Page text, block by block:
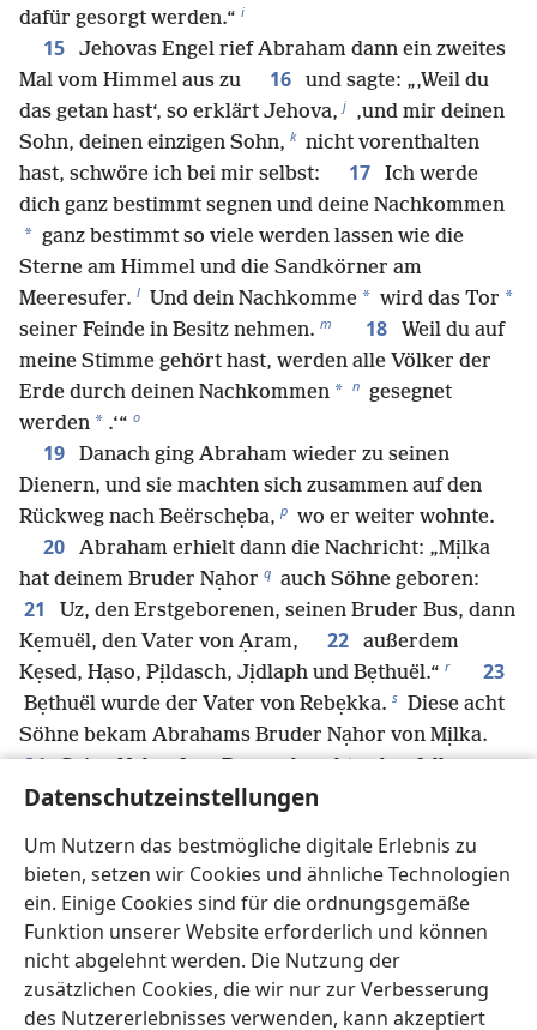
Datenschutzeinstellungen
Um Nutzern das bestmögliche digitale Erlebnis zu
bieten, setzen wir Cookies und ähnliche Technologien
ein. Einige Cookies sind für die ordnungsgemäße
Funktion unserer Website erforderlich und können
nicht abgelehnt werden. Die Nutzung der
zusätzlichen Cookies, die wir nur zur Verbesserung
des Nutzererlebnisses verwenden, kann akzeptiert
dafür gesorgt werden.“ i
15
Jehovas Engel rief Abraham dann ein zweites
Mal vom Himmel aus zu
16
und sagte: „‚Weil du
das getan hast‘, so erklärt Jehova, j ‚und mir deinen
Sohn, deinen einzigen Sohn, k nicht vorenthalten
hast, schwöre ich bei mir selbst:
17
Ich werde
dich ganz bestimmt segnen und deine Nachkommen
* ganz bestimmt so viele werden lassen wie die
Sterne am Himmel und die Sandkörner am
Meeresufer. l Und dein Nachkomme * wird das Tor *
seiner Feinde in Besitz nehmen. m 18
Weil du auf
meine Stimme gehört hast, werden alle Völker der
Erde durch deinen Nachkommen * n gesegnet
werden * .‘“ o
19
Danach ging Abraham wieder zu seinen
Dienern, und sie machten sich zusammen auf den
Rückweg nach Beërschẹba, p wo er weiter wohnte.
20
Abraham erhielt dann die Nachricht: „Mịlka
hat deinem Bruder Nạhor q auch Söhne geboren:
21
Uz, den Erstgeborenen, seinen Bruder Bus, dann
Kẹmuël, den Vater von Ạram,
22
außerdem
Kẹsed, Hạso, Pịldasch, Jịdlaph und Bẹthuël.“ r 23
Bẹthuël wurde der Vater von Rebẹkka. s Diese acht
Söhne bekam Abrahams Bruder Nạhor von Mịlka.
24 Seine Nebenfrau Reụma brachte ebenfalls
Söhne zur Welt: Tẹbach, Gạham, Tạhasch und
Zurück Weiter